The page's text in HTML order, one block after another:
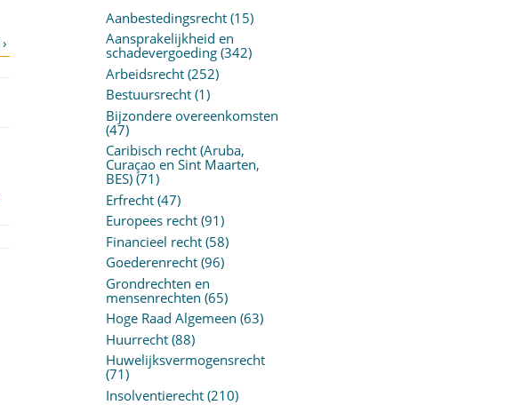
Aanbestedingsrecht(15)
Aansprakelijkheid en
schadevergoeding(342)
Arbeidsrecht(252)
Bestuursrecht(1)
Bijzondere overeenkomsten
(47)
Caribisch recht (Aruba,
Curaçao en Sint Maarten,
BES)(71)
Erfrecht(47)
Europees recht(91)
Financieel recht(58)
Goederenrecht(96)
Grondrechten en
mensenrechten (65)
Hoge Raad Algemeen (63)
Huurrecht(88)
Huwelijksvermogensrecht
(71)
Insolventierecht(210)